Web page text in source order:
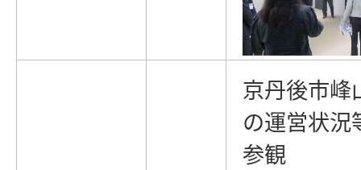
京丹後市峰
の運営状況
参観